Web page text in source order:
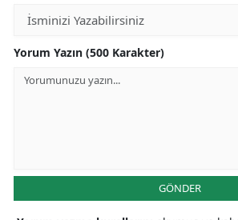
Yorum Yazın (500 Karakter)
GÖNDER